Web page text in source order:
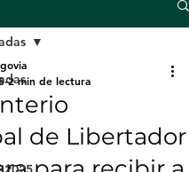
de Libertador
2 min de lectura